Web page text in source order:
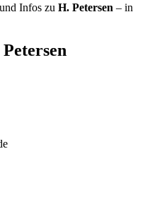
Infos zu H. Petersen – in